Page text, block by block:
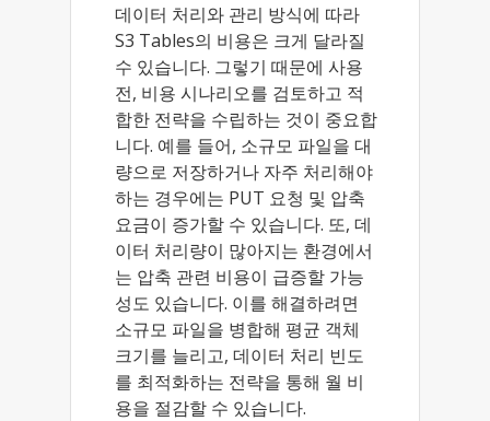
데이터 처리와 관리 방식에 따라
S3 Tables의 비용은 크게 달라질
수 있습니다. 그렇기 때문에 사용
전, 비용 시나리오를 검토하고 적
합한 전략을 수립하는 것이 중요합
니다. 예를 들어, 소규모 파일을 대
량으로 저장하거나 자주 처리해야
하는 경우에는 PUT 요청 및 압축
요금이 증가할 수 있습니다. 또, 데
이터 처리량이 많아지는 환경에서
는 압축 관련 비용이 급증할 가능
성도 있습니다. 이를 해결하려면
소규모 파일을 병합해 평균 객체
크기를 늘리고, 데이터 처리 빈도
를 최적화하는 전략을 통해 월 비
용을 절감할 수 있습니다.